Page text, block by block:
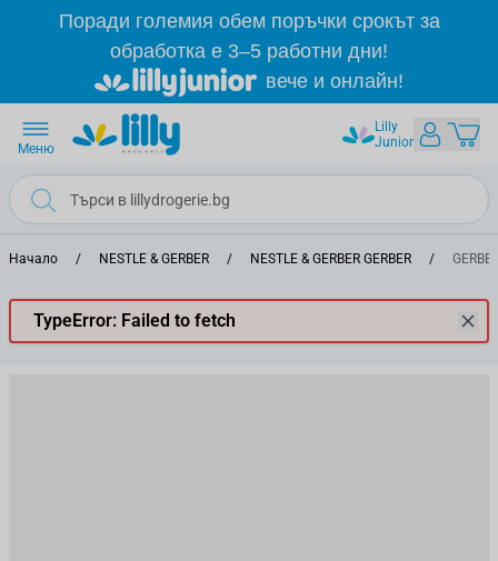
Прескачане към съдържанието
Поради големия обем поръчки срокът за
обработка е 3–5 работни дни!
вече и онлайн!
Lilly
Junior
Меню
Начало / NESTLE & GERBER / NESTLE & GERBER GERBER /
TypeError: Failed to fetch